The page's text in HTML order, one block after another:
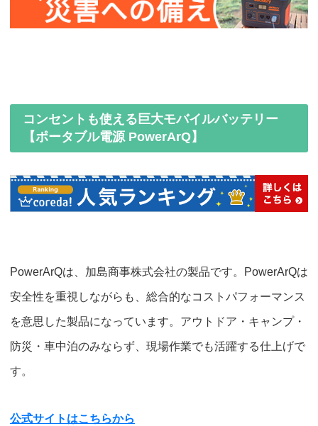
コンセントも使える巨大モバイルバッテリー
【ポータブル電源 PowerArQ】
PowerArQは、加島商事株式会社の製品です。PowerArQは
安全性を重視しながらも、総合的なコストパフォーマンス
を意思した製品になっています。アウトドア・キャンプ・
防災・車中泊のみならず、現場作業でも活躍する仕上げで
す。
公式サイトはこちらから